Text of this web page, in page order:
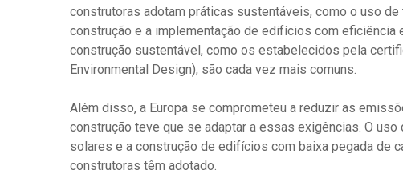
construtoras adotam práticas sustentáveis, como o uso
construção e a implementação de edifícios com
construção sustentável, como os estabelecidos pela
Environmental Design), são cada vez mais comuns.
Além disso, a Europa se comprometeu a reduzir as
construção teve que se adaptar a essas exigências. O
solares e a construção de edifícios com baixa pegada de
construtoras têm adotado.